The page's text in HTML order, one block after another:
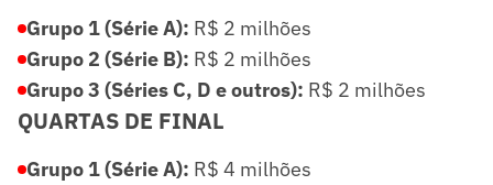
Grupo 1 (Série A): R$ 2 milhões
Grupo 2 (Série B): R$ 2 milhões
Grupo 3 (Séries C, D e outros): R$ 2 milhões
QUARTAS DE FINAL
Grupo 1 (Série A): R$ 4 milhões